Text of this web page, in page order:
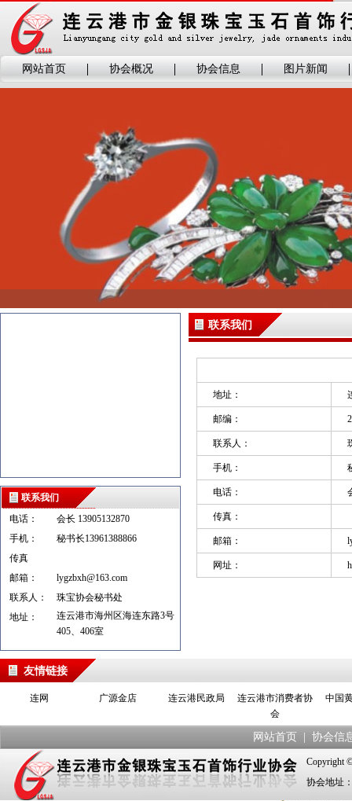
网站首页 协会概况 协会信息 图片新闻
联系我们
电话：
会长 13905132870
手机：
秘书长13961388866
传真
邮箱：
lygzbxh@163.com
联系人：
珠宝协会秘书处
地址：
连云港市海州区海连东路3号
405、406室
联系我们
地址：
邮编：
联系人：
手机：
电话：
传真：
邮箱：
网址：
友情链接
连网 广源金店 连云港民政局
连云港市消费者协
会
中国
网站首页 协会信
Copyright
协会地址